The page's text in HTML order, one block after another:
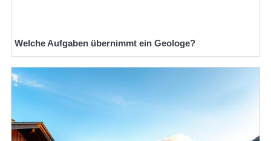
Welche Aufgaben übernimmt ein Geologe?